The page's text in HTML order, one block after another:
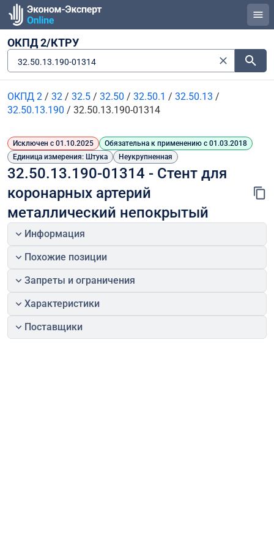
ОКПД 2/КТРУ
32.50.13.190-01314
ОКПД 2 / 32 / 32.5 / 32.50 / 32.50.1 / 32.50.13 /
32.50.13.190 / 32.50.13.190-01314
Исключен с 01.10.2025
Обязательна к применению с 01.03.2018
Единица измерения: Штука
Неукрупненная
32.50.13.190-01314 - Стент для
коронарных артерий
металлический непокрытый
Информация
Похожие позиции
Запреты и ограничения
Характеристики
Поставщики